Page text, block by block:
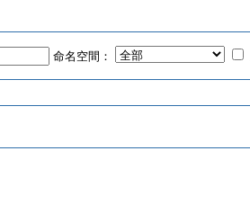
命名空間：